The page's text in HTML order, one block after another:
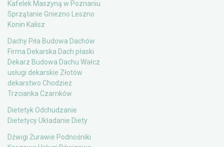
Kafelek Maszyną w Poznaniu
Sprzątanie Gniezno Leszno
Konin Kalisz
Dachy Piła Budowa Dachów
Firma Dekarska Dach płaski
Dekarz Budowa Dachu Wałcz
usługi dekarskie Złotów
dekarstwo Chodzież
Trzcianka Czarnków
Dietetyk Odchudzanie
Dietetycy Układanie Diety
Dźwigi Żurawie Podnośniki